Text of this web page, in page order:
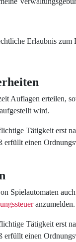
Erlaubnis zum
Auflagen erteilen,
wird.
Tätigkeit erst
erfüllt einen
Spielautomaten
anzumelden.
Tätigkeit erst
erfüllt einen